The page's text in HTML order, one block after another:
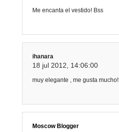
Me encanta el vestido! Bss
ihanara
18 jul 2012, 14:06:00
muy elegante , me gusta mucho!
Moscow Blogger